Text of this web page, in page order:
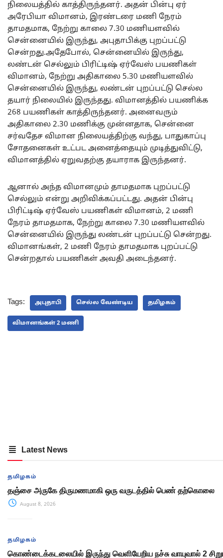
நிலையத்தில் காத்திருந்தனர். அதன் பின்பு ஏர்
அரேபியா விமானம், இரண்டரை மணி நேரம்
தாமதமாக, நேற்று காலை 7.30 மணியளவில்
சென்னையில் இருந்து, அபுதாபிக்கு புறப்பட்டு
சென்றது.அதேபோல், சென்னையில் இருந்து,
லண்டன் செல்லும் பிரிட்டிஷ் ஏர்வேஸ் பயணிகள்
விமானம், நேற்று அதிகாலை 5.30 மணியளவில்
சென்னையில் இருந்து, லண்டன் புறப்பட்டு செல்ல
தயார் நிலையில் இருந்தது. விமானத்தில் பயணிக்க
268 பயணிகள் காத்திருந்தனர். அனைவரும்
அதிகாலை 2.30 மணிக்கு முன்னதாக, சென்னை
சர்வதேச விமான நிலையத்திற்கு வந்து, பாதுகாப்பு
சோதனைகள் உட்பட அனைத்தையும் முடித்துவிட்டு,
விமானத்தில் ஏறுவதற்கு தயாராக இருந்தனர்.
ஆனால் அந்த விமானமும் தாமதமாக புறப்பட்டு
செல்லும் என்று அறிவிக்கப்பட்டது. அதன் பின்பு
பிரிட்டிஷ் ஏர்வேஸ் பயணிகள் விமானம், 2 மணி
நேரம் தாமதமாக, நேற்று காலை 7.30 மணியளவில்
சென்னையில் இருந்து லண்டன் புறப்பட்டு சென்றது.
விமானங்கள், 2 மணி நேரம் தாமதமாக புறப்பட்டு
சென்றதால் பயணிகள் அவதி அடைந்தனர்.
Tags: அபுதாபி செல்ல வேண்டிய தமிழகம்
விமானங்கள் 2 மணி
Latest News
தமிழகம்
தஞ்சை அருகே திருமணமாகி ஒரு வருடத்தில் பெண் தற்கொலை
August 8, 2026
தமிழகம்
கொண்டைக்கடலையில் இருந்து வெளியேறிய நச்சு வாயுவால் 2